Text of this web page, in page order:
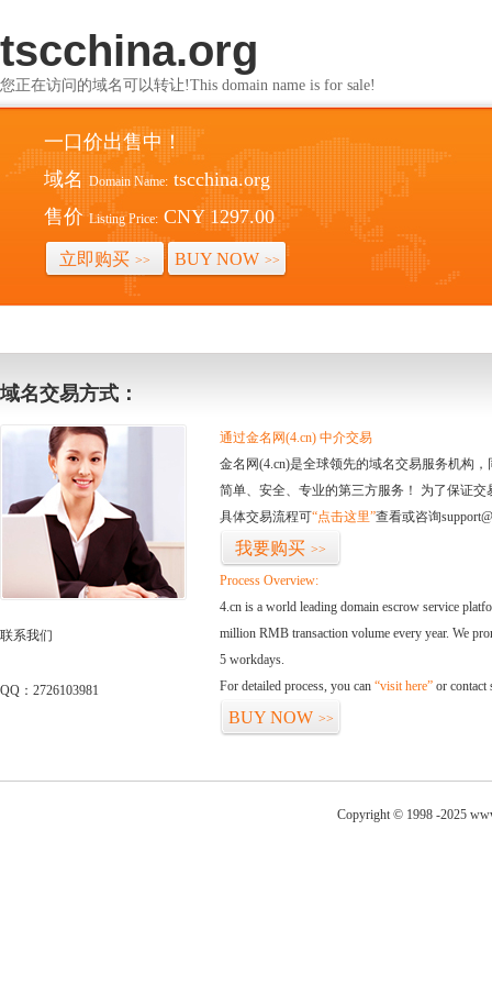
tscchina.org
您正在访问的域名可以转让!This domain name is for sale!
一口价出售中！
域名 Domain Name: tscchina.org
售价 Listing Price: CNY 1297.00
立即购买 >> BUY NOW >>
域名交易方式：
联系我们
QQ：2726103981
通过金名网(4.cn) 中介交易
金名网(4.cn)是全球领先的域名交易服务机构
简单、安全、专业的第三方服务！ 为了保证
具体交易流程可“点击这里”查看或咨询
我要购买 >>
Process Overview:
4.cn is a world leading domain escrow service
million RMB transaction volume every year. We
5 workdays.
For detailed process, you can “visit here” or contact
BUY NOW >>
Copyright © 1998 -2025